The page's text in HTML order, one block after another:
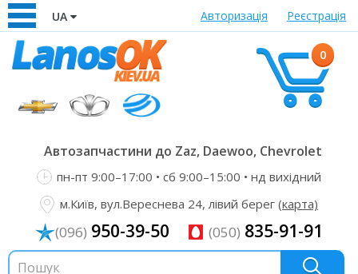
UA Авторизація Реєстрація
0
Автозапчастини до Zaz, Daewoo, Chevrolet
пн-пт 9:00–17:00 • сб 9:00–15:00 • нд вихідний
м.Київ, вул.Вереснева 24, лівий берег (карта)
(096) 950-39-50 (050) 835-91-91